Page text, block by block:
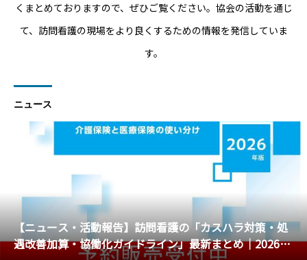
くまとめておりますので、ぜひご覧ください。協会の活動を通じ
て、訪問看護の現場をより良くするための情報を発信していま
す。
ニュース
【ニュース・活動報告】訪問看護の「カスハラ対策・処
遇改善加算・協働化ガイドライン」最新まとめ│2026年